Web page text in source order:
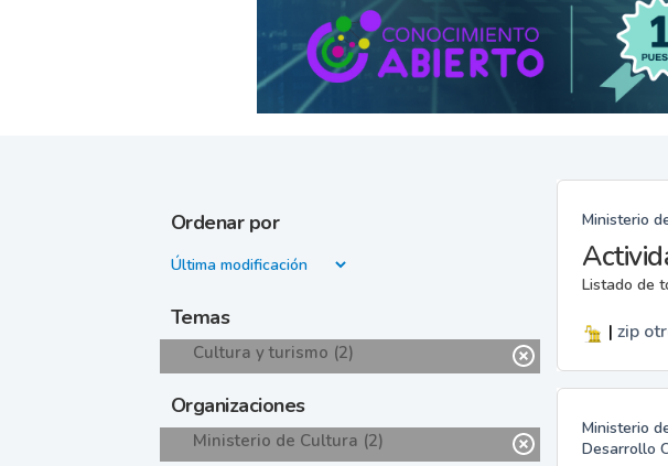
Ordenar por
Temas
Cultura y turismo (2)
Organizaciones
Ministerio de Cultura (2)
Ministerio
Listado de
| zip
Ministerio
Desarrollo